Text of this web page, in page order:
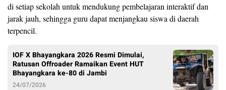
di setiap sekolah untuk mendukung pembelajaran interaktif dan
jarak jauh, sehingga guru dapat menjangkau siswa di daerah
terpencil.
IOF X Bhayangkara 2026 Resmi Dimulai,
Ratusan Offroader Ramaikan Event HUT
Bhayangkara ke-80 di Jambi
24/07/2026